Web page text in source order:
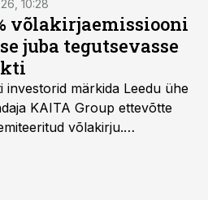
10:28
võlakirjaemissiooni
juba tegutsevasse
investorid märkida Leedu ühe
KAITA Group ettevõtte
võlakirju.